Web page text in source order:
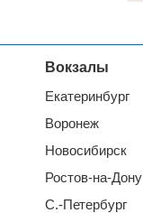
Вокзалы
Екатеринбург
Воронеж
Новосибирск
Ростов-на-Дону
С.-Петербург